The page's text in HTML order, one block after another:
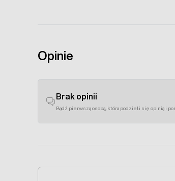
Opinie
Brak opinii
Bądź pierwszą osobą, która podzieli się opinią i